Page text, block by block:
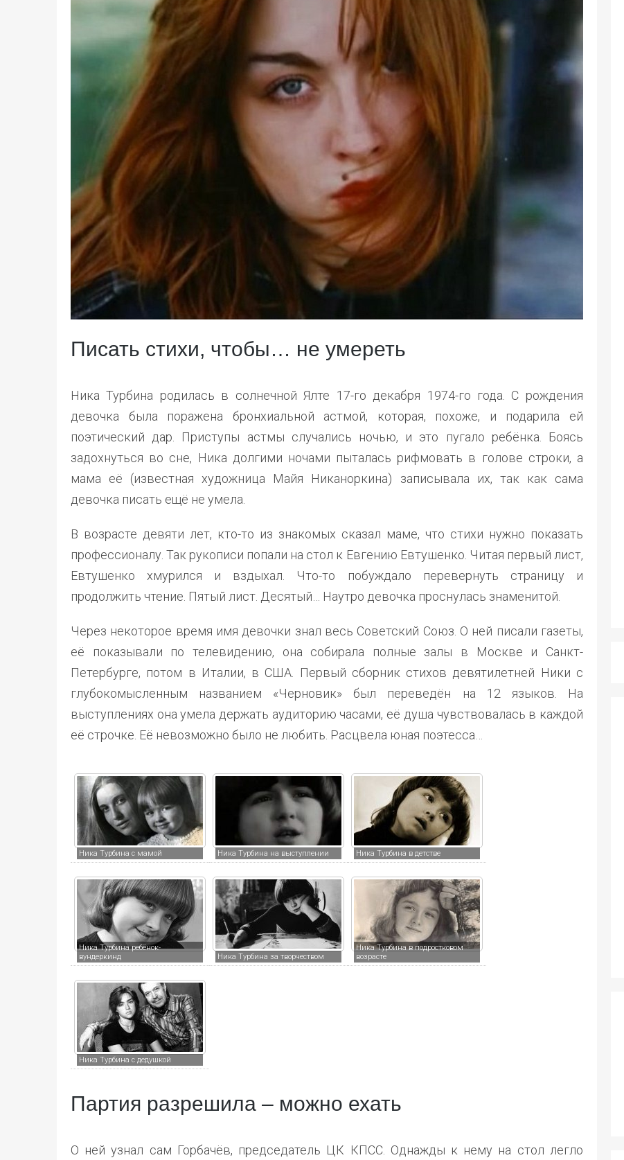
Писать стихи, чтобы… не умереть
Ника Турбина родилась в солнечной Ялте 17-го декабря 1974-го года. С рождения
девочка была поражена бронхиальной астмой, которая, похоже, и подарила ей
поэтический дар. Приступы астмы случались ночью, и это пугало ребёнка. Боясь
задохнуться во сне, Ника долгими ночами пыталась рифмовать в голове строки, а
мама её (известная художница Майя Никаноркина) записывала их, так как сама
девочка писать ещё не умела.
В возрасте девяти лет, кто-то из знакомых сказал маме, что стихи нужно показать
профессионалу. Так рукописи попали на стол к Евгению Евтушенко. Читая первый лист,
Евтушенко хмурился и вздыхал. Что-то побуждало перевернуть страницу и
продолжить чтение. Пятый лист. Десятый… Наутро девочка проснулась знаменитой.
Через некоторое время имя девочки знал весь Советский Союз. О ней писали газеты,
её показывали по телевидению, она собирала полные залы в Москве и Санкт-
Петербурге, потом в Италии, в США. Первый сборник стихов девятилетней Ники с
глубокомысленным названием «Черновик» был переведён на 12 языков. На
выступлениях она умела держать аудиторию часами, её душа чувствовалась в каждой
её строчке. Её невозможно было не любить. Расцвела юная поэтесса…
Ника Турбина с мамой Ника Турбина на выступлении Ника Турбина в детстве
Ника Турбина ребёнок-
вундеркинд
Ника Турбина за творчеством
Ника Турбина в подростковом
возрасте
Ника Турбина с дедушкой
Партия разрешила – можно ехать
О ней узнал сам Горбачёв, председатель ЦК КПСС. Однажды к нему на стол легло